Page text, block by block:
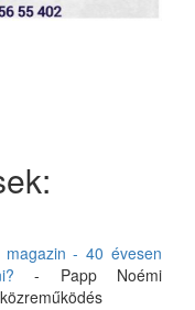
magazin - 40 évesen
- Papp Noémi